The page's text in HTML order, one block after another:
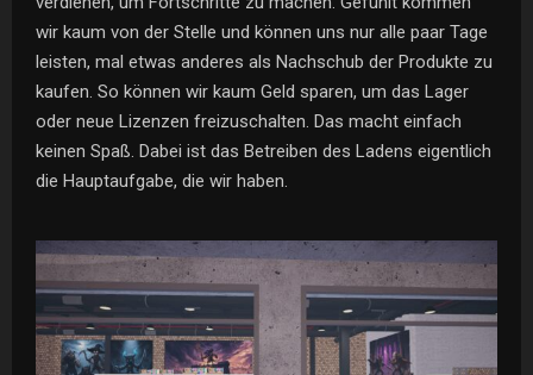
wir kaum von der Stelle und können uns nur alle paar Tage
leisten, mal etwas anderes als Nachschub der Produkte zu
kaufen. So können wir kaum Geld sparen, um das Lager
oder neue Lizenzen freizuschalten. Das macht einfach
keinen Spaß. Dabei ist das Betreiben des Ladens eigentlich
die Hauptaufgabe, die wir haben.